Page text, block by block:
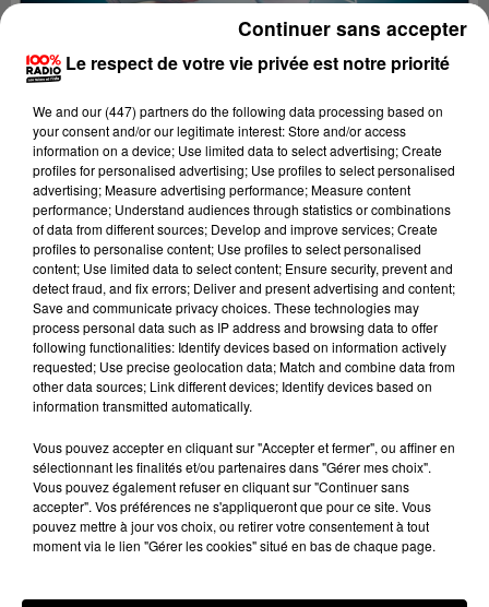
Lecture (2 min 29 sec)
100%
100% Radio les infos du Tarn et Garonne
5 novembre 2024 - 2 min 29 sec
LES INFOS DU TARN ET GARONNE DU
05/11/2024 À 14H00
Podcasts infos du Tarn et Garonne
Le respect de votre vie privée est notre priorité
We and our (447) partnersdo the following data processing based on
your consent and/or our legitimate interest: Store and/or access
information on a device; Use limited data to select advertising; Create
profiles for personalised advertising; Use profiles to select personalised
advertising; Measure advertising performance; Measure content
performance; Understand audiences through statistics or combinations
of data from different sources; Develop and improve services; Create
profiles to personalise content; Use profiles to select personalised
content; Use limited data to select content; Ensure security, prevent and
detect fraud, and fix errors; Deliver and present advertising and content;
Save and communicate privacy choices. These technologies may
process personal data such as IP address and browsing data to offer
following functionalities: Identify devices based on information actively
requested; Use precise geolocation data; Match and combine data from
other data sources; Link different devices; Identify devices based on
information transmitted automatically.
Vous pouvez accepter en cliquant sur "Accepter et fermer", ou affiner en
sélectionnant les finalités et/ou partenaires dans "Gérer mes choix".
Vous pouvez également refuser en cliquant sur "Continuer sans
accepter". Vos préférences ne s'appliqueront que pour ce site. Vous
pouvez mettre à jour vos choix, ou retirer votre consentement à tout
moment via le lien "Gérer les cookies" situé en bas de chaque page.
Continuer sans accepter